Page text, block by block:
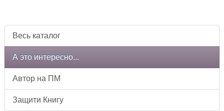
Весь каталог
А это интересно...
Автор на ПМ
Защити Книгу